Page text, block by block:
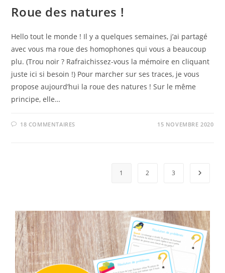
Roue des natures !
Hello tout le monde ! Il y a quelques semaines, j’ai partagé
avec vous ma roue des homophones qui vous a beaucoup
plu. (Trou noir ? Rafraichissez-vous la mémoire en cliquant
juste ici si besoin !) Pour marcher sur ses traces, je vous
propose aujourd’hui la roue des natures ! Sur le même
principe, elle…
18 COMMENTAIRES 15 NOVEMBRE 2020
1 2 3 Aller à